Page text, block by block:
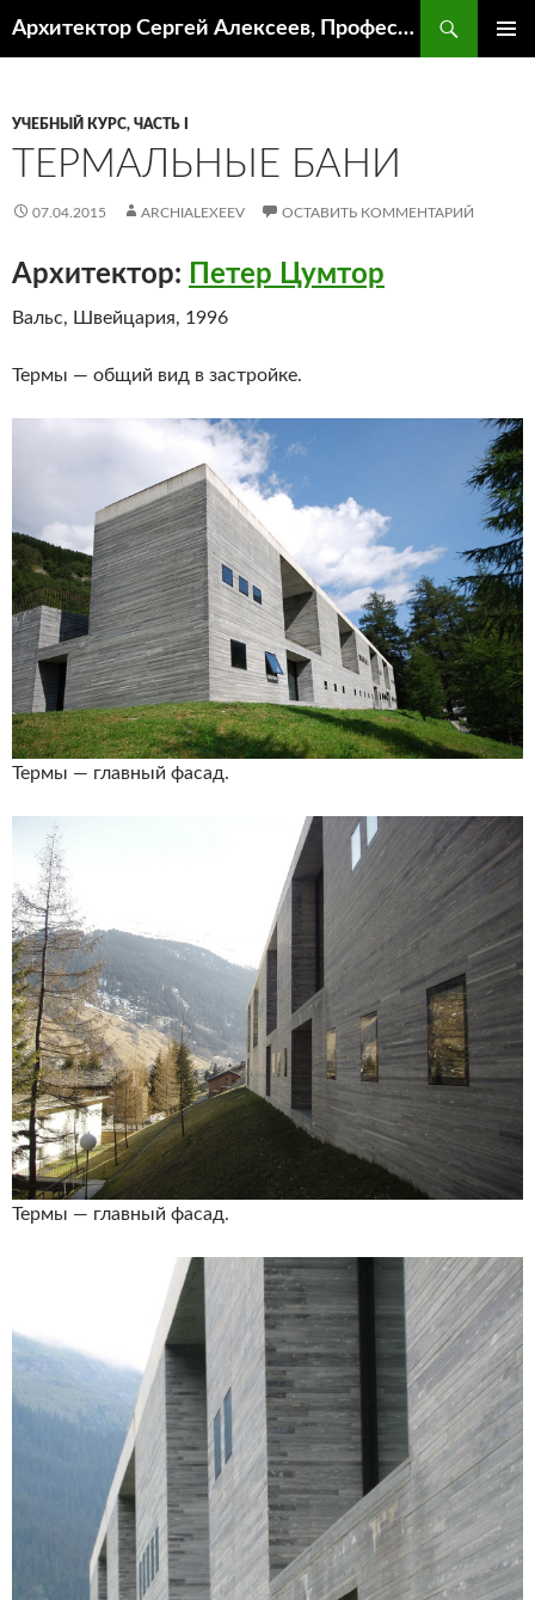
Архитектор Сергей Алексеев, Профессор кафедры ИА и АР ААИ ЮФУ
УЧЕБНЫЙ КУРС, ЧАСТЬ I
ТЕРМАЛЬНЫЕ БАНИ
07.04.2015 ARCHIALEXEEV ОСТАВИТЬ КОММЕНТАРИЙ
Архитектор: Петер Цумтор
Вальс, Швейцария, 1996
Термы — общий вид в застройке.
Термы — главный фасад.
Термы — главный фасад.